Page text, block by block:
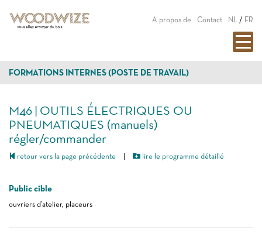
A propos de Contact NL / FR
FORMATIONS INTERNES (POSTE DE TRAVAIL)
M46 | OUTILS ÉLECTRIQUES OU
PNEUMATIQUES (manuels)
régler/commander
retour vers la page précédente lire le programme détaillé
Public cible
ouvriers d'atelier, placeurs